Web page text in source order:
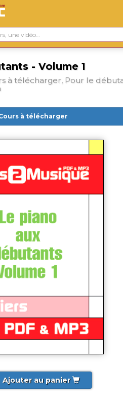
- Volume 1
à télécharger, Pour le
à télécharger
Ajouter au panier